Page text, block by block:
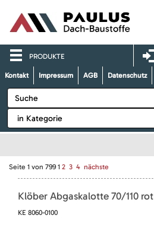
PRODUKTE
Kontakt Impressum AGB Datenschutz
Seite 1 von 799 1 2 3 4 nächste
Klöber Abgaskalotte 70/110 rot
KE 8060-0100